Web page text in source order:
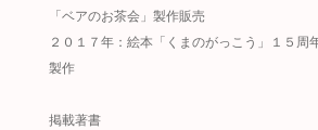
「ベアのお茶会」製作販売
２０１７年：絵本「くまのがっこう」１５周
製作
掲載著書